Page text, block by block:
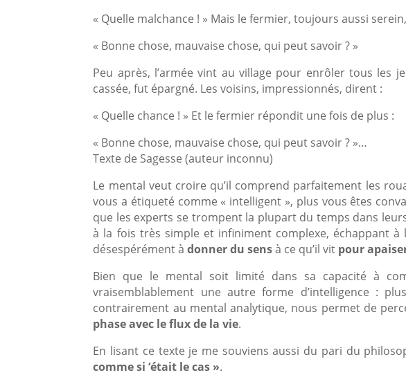
« Quelle malchance ! » Mais le fermier, toujours aussi
« Bonne chose, mauvaise chose, qui peut savoir ? »
Peu après, l’armée vint au village pour enrôler tous les
cassée, fut épargné. Les voisins, impressionnés, dirent :
« Quelle chance ! » Et le fermier répondit une fois de plus :
« Bonne chose, mauvaise chose, qui peut savoir ? »…
Texte de Sagesse (auteur inconnu)
Le mental veut croire qu’il comprend parfaitement les
vous a étiqueté comme « intelligent », plus vous êtes
que les experts se trompent la plupart du temps dans
à la fois très simple et infiniment complexe, échappant
désespérément àdonner du sensà ce qu’il vit pour
Bien que le mental soit limité dans sa capacité à
vraisemblablement une autre forme d’intelligence :
contrairement au mental analytique, nous permet de
phase avec le flux de la vie.
En lisant ce texte je me souviens aussi du pari du
comme si ‘était le cas ».